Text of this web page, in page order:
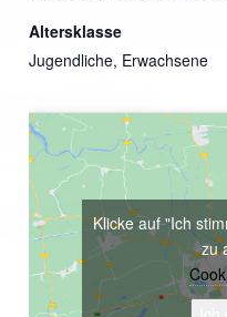
Altersklasse
Jugendliche, Erwachsene
Klicke auf "Ich
zu